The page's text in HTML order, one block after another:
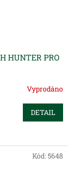
HUNTER PRO
Vyprodáno
DETAIL
Kód:5648